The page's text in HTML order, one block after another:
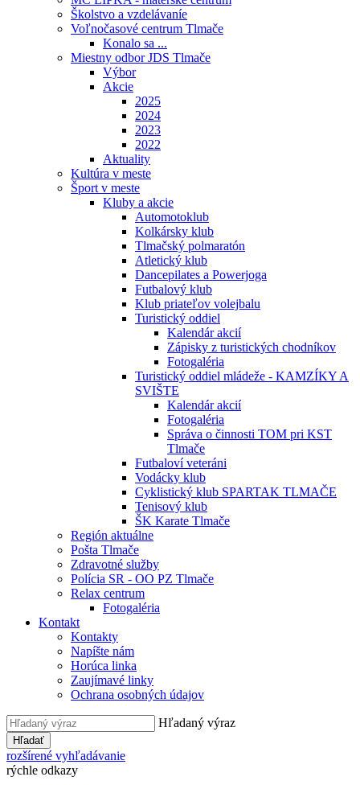
Školstvo a vzdelávaníe
Voľnočasové centrum Tlmače
Konalo sa ...
Miestny odbor JDS Tlmače
Výbor
Akcie
2025
2024
2023
2022
Aktuality
Kultúra v meste
Šport v meste
Kluby a akcie
Automotoklub
Kolkársky klub
Tlmačský polmaratón
Atletický klub
Dancepilates a Powerjoga
Futbalový klub
Klub priateľov volejbalu
Turistický oddiel
Kalendár akcií
Zápisky z turistických chodníkov
Fotogaléria
Turistický oddiel mládeže - KAMZÍKY A
SVIŠTE
Kalendár akcií
Fotogaléria
Správa o činnosti TOM pri KST
Tlmače
Futbaloví veteráni
Vodácky klub
Cyklistický klub SPARTAK TLMAČE
Tenisový klub
ŠK Karate Tlmače
Región aktuálne
Pošta Tlmače
Zdravotné služby
Polícia SR - OO PZ Tlmače
Relax centrum
Fotogaléria
Kontakt
Kontakty
Napíšte nám
Horúca linka
Zaujímavé linky
Ochrana osobných údajov
Hľadaný výraz
Hľadať
rozšírené vyhľadávanie
rýchle odkazy